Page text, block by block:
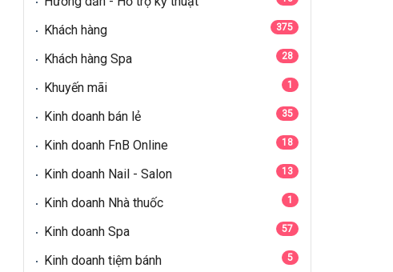
Khách hàng 375
Khách hàng Spa 28
Khuyến mãi 1
Kinh doanh bán lẻ 35
Kinh doanh FnB Online 18
Kinh doanh Nail - Salon 13
Kinh doanh Nhà thuốc 1
Kinh doanh Spa 57
Kinh doanh tiệm bánh 5